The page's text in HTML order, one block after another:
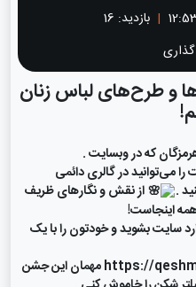
| بازدید: 16
و طرح‌های لباس زنان
که در وبسایت .
می‌توانید در گالری دائمی
.
از نقش و نگارهای ظریف
اینجاست!
سایت بشوید و خودتون را با یک
https://مهمان این جشن